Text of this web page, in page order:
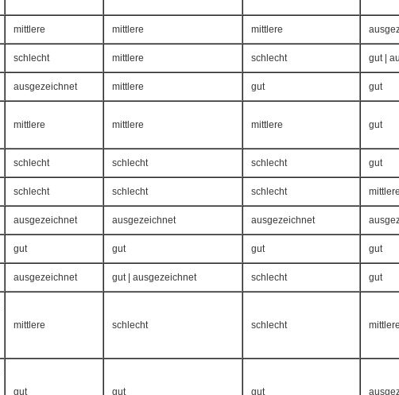
mittlere mittlere mittlere
schlecht mittlere schlecht gut |
ausgezeichnet mittlere gut gut
mittlere mittlere mittlere gut
schlecht schlecht schlecht gut
schlecht schlecht schlecht mittlere
ausgezeichnet ausgezeichnet ausgezeichnet
gut gut gut gut
ausgezeichnet gut | ausgezeichnet schlecht gut
mittlere schlecht schlecht mittlere
gut gut gut